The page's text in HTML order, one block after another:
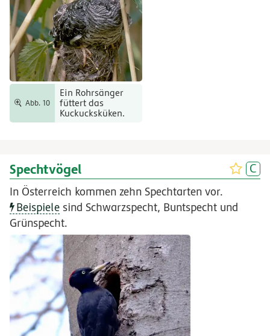
Abb. 10
Ein Rohrsänger
füttert das
Kuckucksküken.
Spechtvögel
In Österreich kommen zehn Spechtarten vor.
Beispiele sind Schwarzspecht, Buntspecht und
Grünspecht.